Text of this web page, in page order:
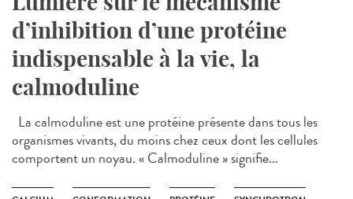
d’inhibition d’une protéine
indispensable à la vie, la
calmoduline
La calmoduline est une protéine présente dans tous les
organismes vivants, du moins chez ceux dont les cellules
comportent un noyau. « Calmoduline » signifie...